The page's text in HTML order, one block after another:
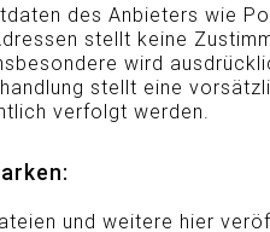
des Anbieters wie
stellt keine
wird
stellt eine
verfolgt werden.
und weitere hier